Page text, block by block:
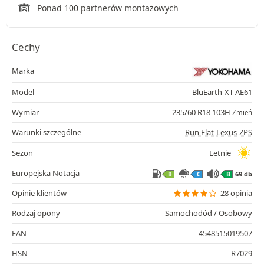
Ponad 100 partnerów montażowych
Cechy
Marka
Model
BluEarth-XT AE61
Wymiar
235/60 R18 103H Zmień
Warunki szczególne Run Flat Lexus ZPS
Sezon
Letnie
Europejska Notacja
B C B 69 db
Opinie klientów
28 opinia
Rodzaj opony
Samochodód / Osobowy
EAN
4548515019507
HSN
R7029